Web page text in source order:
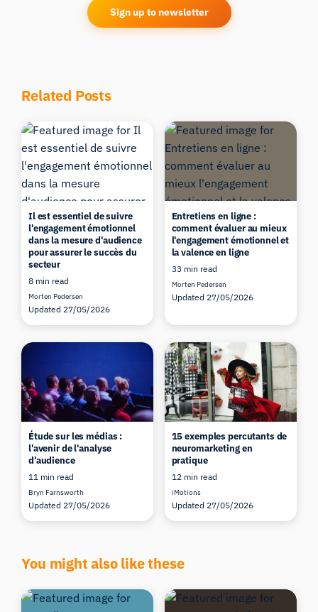
Sign up to newsletter
Related Posts
Il est essentiel de suivre
l'engagement émotionnel
dans la mesure d'audience
pour assurer le succès du
secteur
8 min read
Morten Pedersen
Updated 27/05/2026
Entretiens en ligne :
comment évaluer au mieux
l'engagement émotionnel et
la valence en ligne
33 min read
Morten Pedersen
Updated 27/05/2026
Étude sur les médias :
l'avenir de l'analyse
d'audience
11 min read
Bryn Farnsworth
Updated 27/05/2026
15 exemples percutants de
neuromarketing en
pratique
12 min read
iMotions
Updated 27/05/2026
You might also like these